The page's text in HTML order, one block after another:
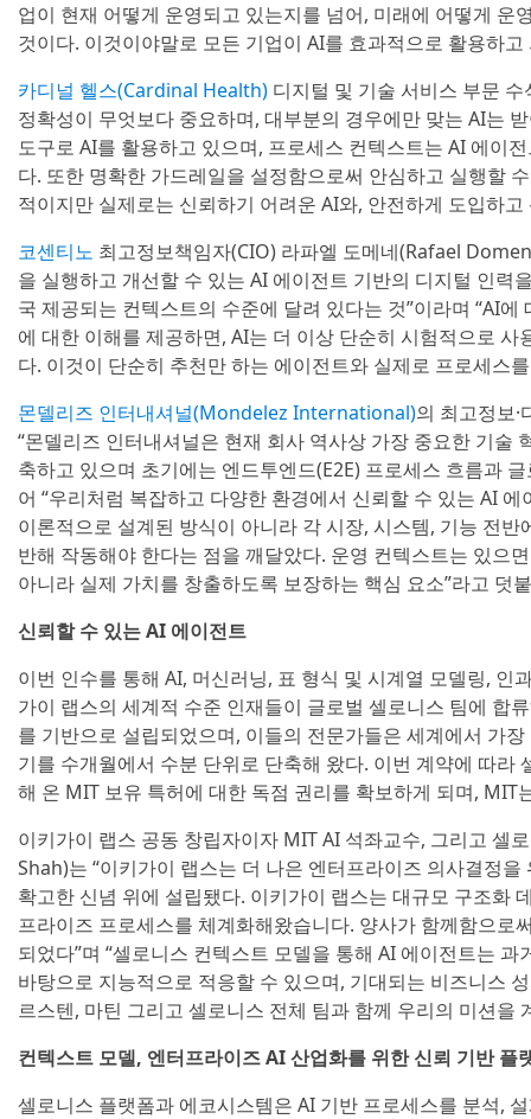
업이 현재 어떻게 운영되고 있는지를 넘어, 미래에 어떻게
것이다. 이것이야말로 모든 기업이 AI를 효과적으로 활용하
카디널 헬스(Cardinal Health) 디지털 및 기술 서비스 부문
정확성이 무엇보다 중요하며, 대부분의 경우에만 맞는 AI는
도구로 AI를 활용하고 있으며, 프로세스 컨텍스트는 AI 에이
다. 또한 명확한 가드레일을 설정함으로써 안심하고 실행할
적이지만 실제로는 신뢰하기 어려운 AI와, 안전하게 도입하
코센티노 최고정보책임자(CIO) 라파엘 도메네(Rafael
을 실행하고 개선할 수 있는 AI 에이전트 기반의 디지털 인
국 제공되는 컨텍스트의 수준에 달려 있다는 것”이라며 “AI
에 대한 이해를 제공하면, AI는 더 이상 단순히 시험적으로
다. 이것이 단순히 추천만 하는 에이전트와 실제로 프로세스
몬델리즈 인터내셔널(Mondelez International)의 최고정보
“몬델리즈 인터내셔널은 현재 회사 역사상 가장 중요한 기술
축하고 있으며 초기에는 엔드투엔드(E2E) 프로세스 흐름과
어 “우리처럼 복잡하고 다양한 환경에서 신뢰할 수 있는 AI
이론적으로 설계된 방식이 아니라 각 시장, 시스템, 기능 전
반해 작동해야 한다는 점을 깨달았다. 운영 컨텍스트는 있으
아니라 실제 가치를 창출하도록 보장하는 핵심 요소”라고 덧
신뢰할 수 있는 AI 에이전트
이번 인수를 통해 AI, 머신러닝, 표 형식 및 시계열 모델링,
가이 랩스의 세계적 수준 인재들이 글로벌 셀로니스 팀에 합
를 기반으로 설립되었으며, 이들의 전문가들은 세계에서 가
기를 수개월에서 수분 단위로 단축해 왔다. 이번 계약에 따
해 온 MIT 보유 특허에 대한 독점 권리를 확보하게 되며, MIT
이키가이 랩스 공동 창립자이자 MIT AI 석좌교수, 그리고 셀
Shah)는 “이키가이 랩스는 더 나은 엔터프라이즈 의사결정
확고한 신념 위에 설립됐다. 이키가이 랩스는 대규모 구조화
프라이즈 프로세스를 체계화해왔습니다. 양사가 함께함으
되었다”며 “셀로니스 컨텍스트 모델을 통해 AI 에이전트는
바탕으로 지능적으로 적응할 수 있으며, 기대되는 비즈니스
르스텐, 마틴 그리고 셀로니스 전체 팀과 함께 우리의 미션을
컨텍스트 모델, 엔터프라이즈 AI 산업화를 위한 신뢰 기반 플
셀로니스 플랫폼과 에코시스템은 AI 기반 프로세스를 분석,